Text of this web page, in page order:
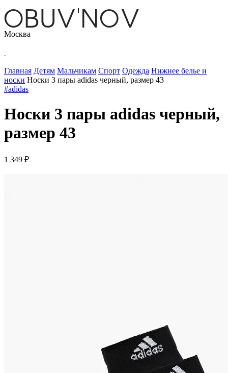
Москва
Главная Детям Мальчикам Спорт Одежда Нижнее белье и
носки Носки 3 пары adidas черный, размер 43
#adidas
Носки 3 пары adidas черный,
размер 43
1 349 ₽